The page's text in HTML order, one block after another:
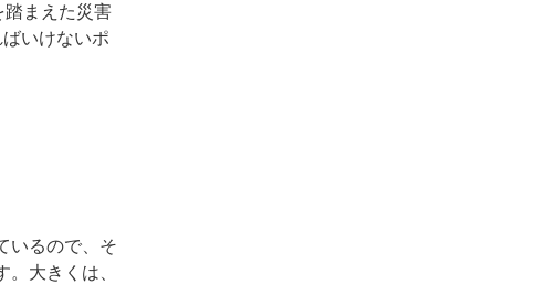
踏まえた災害
いけないポ
いるので、そ
大きくは、